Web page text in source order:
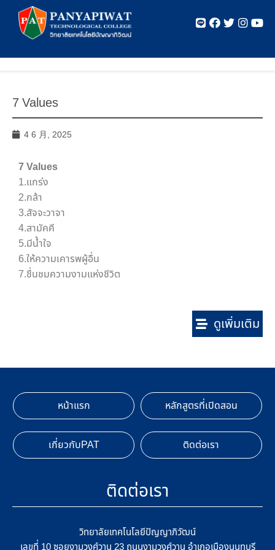
7 Values
4 6 月, 2025
7 Values
1.แกร่ง
2.กล้า
3.สัจจะวาจา
4.สามัคคี
5.มีน้ำใจ
6.ให้ความเคารพผู้อื่น
7.ชื่นชมความงามแห่งชีวิต
ดูเพิ่มเติม
หน้าแรก หลักสูตรที่เปิดสอน
เกี่ยวกับPAT ติดต่อเรา
ติดต่อเรา
วิทยาลัยเทคโนโลยีปัญญาภิวัฒน์